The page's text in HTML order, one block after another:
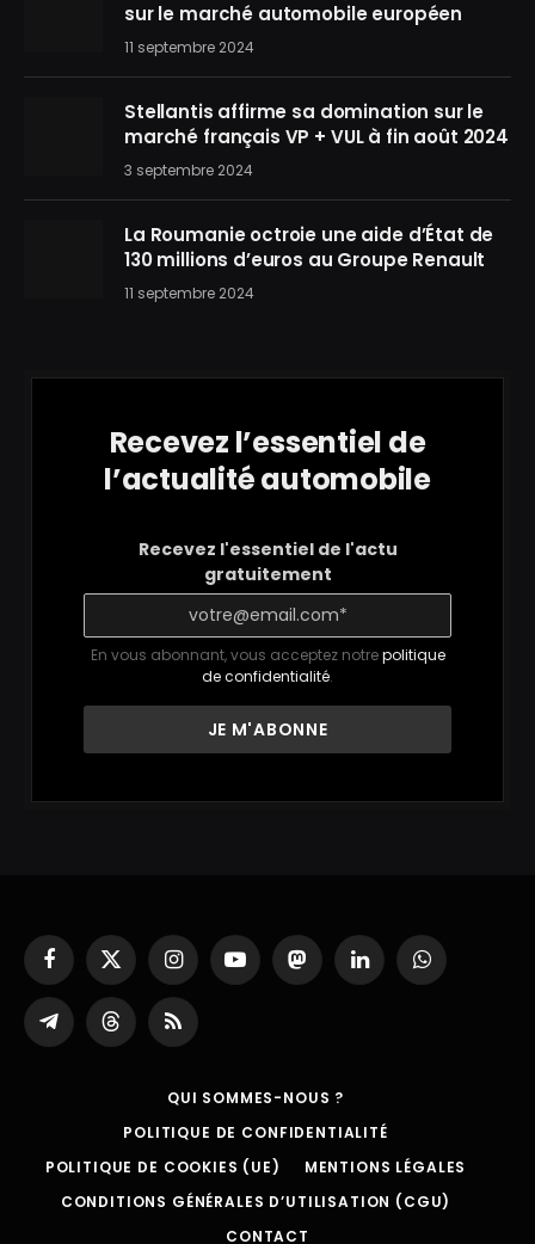
sur le marché automobile européen
11 septembre 2024
Stellantis affirme sa domination sur le
marché français VP + VUL à fin août 2024
3 septembre 2024
La Roumanie octroie une aide d’État de
130 millions d’euros au Groupe Renault
11 septembre 2024
Recevez l’essentiel de
l’actualité automobile
Recevez l'essentiel de l'actu
gratuitement
En vous abonnant, vous acceptez notrepolitique
de confidentialité.
Facebook
X
(Twitter)
InstagramYouTubeMastodonLinkedInWhatsApp
Partager
sur
ThreadsRSS
QUI SOMMES-NOUS ?
POLITIQUE DE CONFIDENTIALITÉ
POLITIQUE DE COOKIES (UE)
MENTIONS LÉGALES
CONDITIONS GÉNÉRALES D’UTILISATION (CGU)
CONTACT